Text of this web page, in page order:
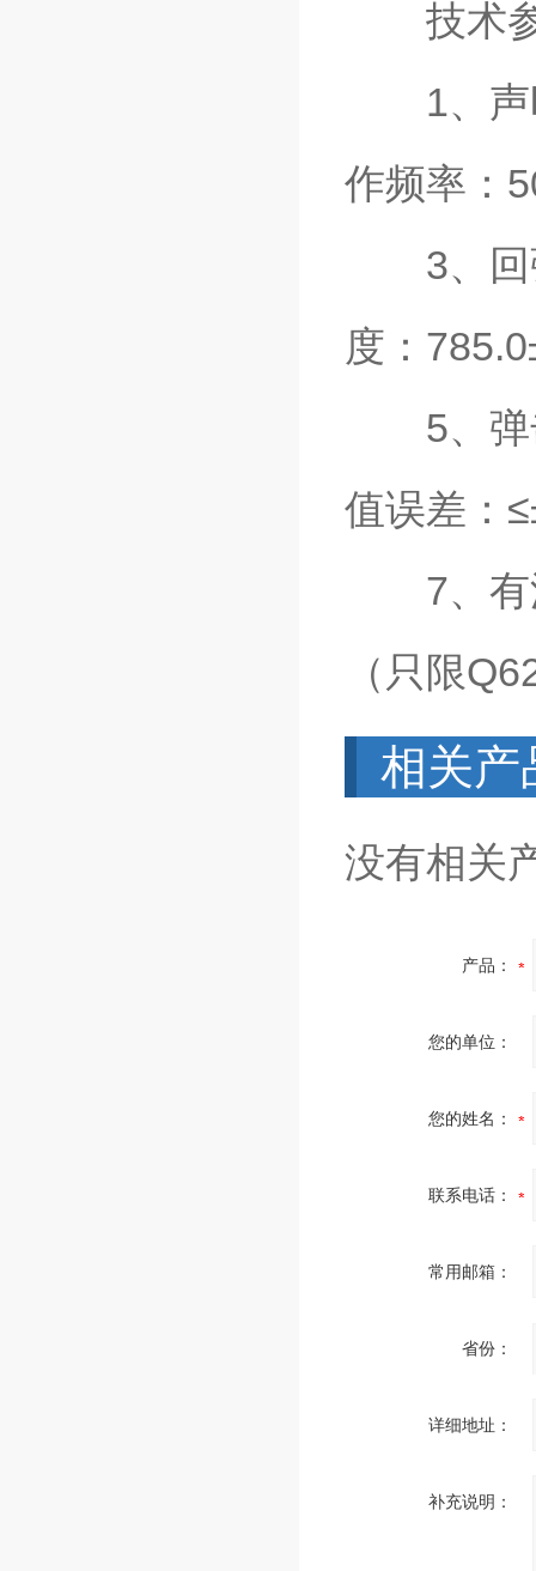
技术参
1、声
作频率：
3、回
度：
5、弹
值误差：
7、有
（只限
相关产
没有相关
产品：
您的单位：
您的姓名：
联系电话：
常用邮箱：
省份：
详细地址：
补充说明：